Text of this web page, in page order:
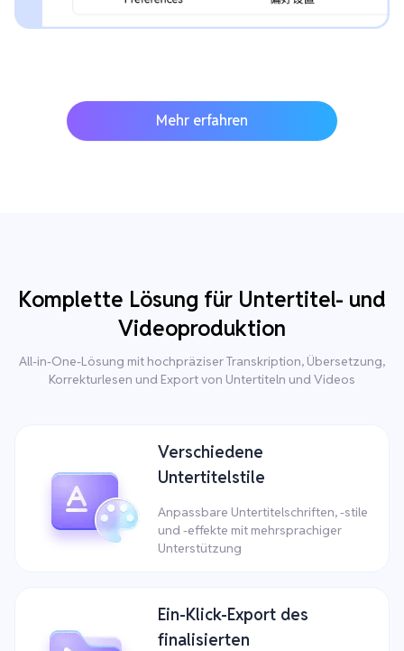
Mehr erfahren
Komplette Lösung für Untertitel- und
Videoproduktion
All-in-One-Lösung mit hochpräziser Transkription, Übersetzung,
Korrekturlesen und Export von Untertiteln und Videos
Verschiedene
Untertitelstile
Anpassbare Untertitelschriften, -stile
und -effekte mit mehrsprachiger
Unterstützung
Ein-Klick-Export des
finalisierten